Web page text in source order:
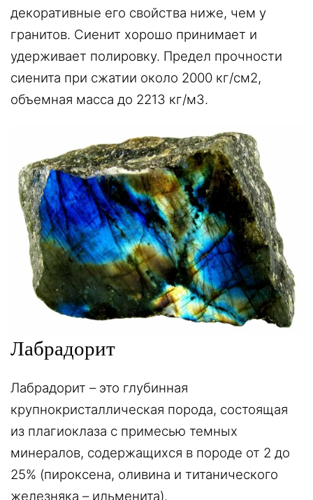
декоративные его свойства ниже, чем у
гранитов. Сиенит хорошо принимает и
удерживает полировку. Предел прочности
сиенита при сжатии около 2000 кг/см2,
объемная масса до 2213 кг/м3.
Лабрадорит
Лабрадорит – это глубинная
крупнокристаллическая порода, состоящая
из плагиоклаза с примесью темных
минералов, содержащихся в породе от 2 до
25% (пироксена, оливина и титанического
железняка – ильменита).